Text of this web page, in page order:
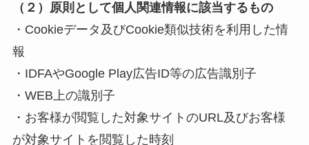
（２）原則として個人関連情報に該当するもの
・Cookieデータ及びCookie類似技術を利用した情
報
・IDFAやGoogle Play広告ID等の広告識別子
・WEB上の識別子
・お客様が閲覧した対象サイトのURL及びお客様
が対象サイトを閲覧した時刻